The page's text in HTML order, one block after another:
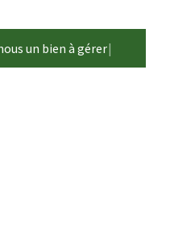
un bien à gérer|